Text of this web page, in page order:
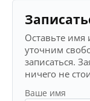
Оставьте
уточним
записаться.
ничего не
Ваше имя